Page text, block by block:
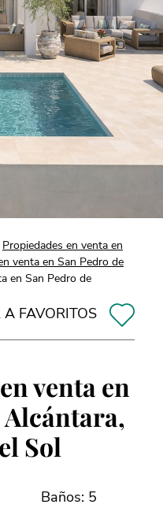
Propiedades en venta en
venta en San Pedro de
en San Pedro de
FAVORITOS
venta en
Alcántara,
Sol
Baños: 5